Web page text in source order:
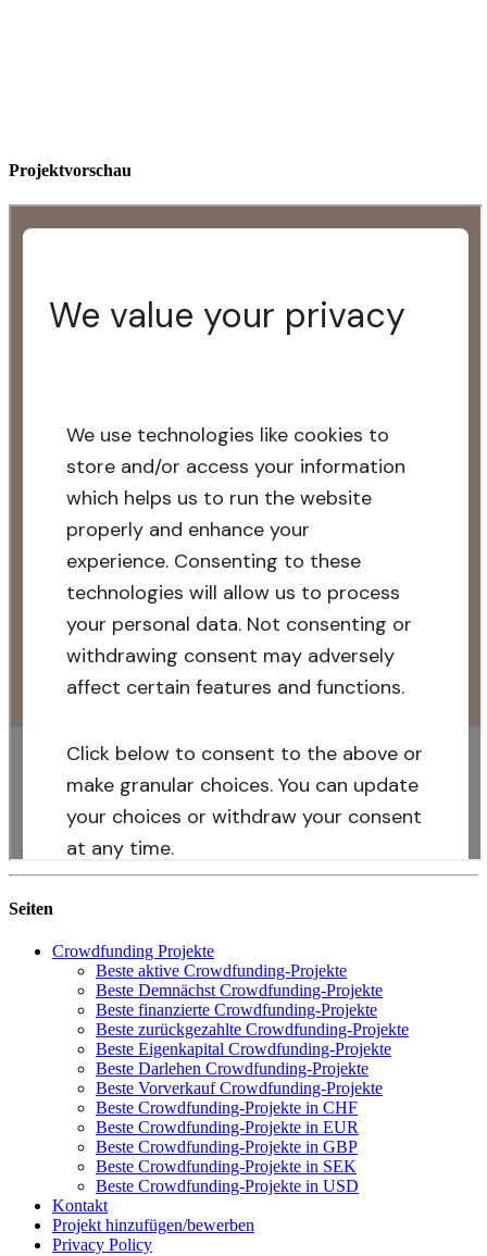
Projektvorschau
Seiten
Crowdfunding Projekte
Beste aktive Crowdfunding-Projekte
Beste Demnächst Crowdfunding-Projekte
Beste finanzierte Crowdfunding-Projekte
Beste zurückgezahlte Crowdfunding-Projekte
Beste Eigenkapital Crowdfunding-Projekte
Beste Darlehen Crowdfunding-Projekte
Beste Vorverkauf Crowdfunding-Projekte
Beste Crowdfunding-Projekte in CHF
Beste Crowdfunding-Projekte in EUR
Beste Crowdfunding-Projekte in GBP
Beste Crowdfunding-Projekte in SEK
Beste Crowdfunding-Projekte in USD
Kontakt
Projekt hinzufügen/bewerben
Privacy Policy